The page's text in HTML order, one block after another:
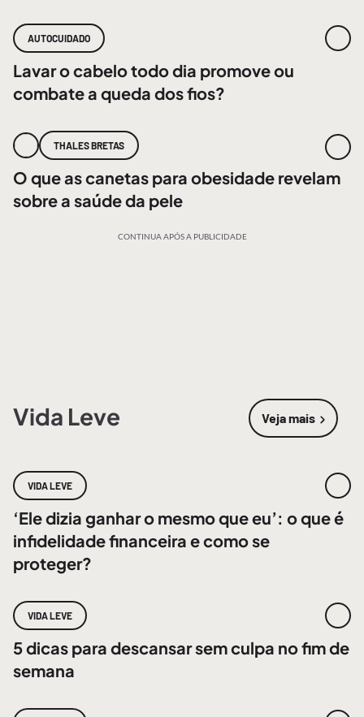
AUTOCUIDADO
Lavar o cabelo todo dia promove ou
combate a queda dos fios?
THALES BRETAS
O que as canetas para obesidade revelam
sobre a saúde da pele
CONTINUA APÓS A PUBLICIDADE
Vida Leve Veja mais
sobre Vida
VIDA LEVE
‘Ele dizia ganhar o mesmo que eu’: o que é
infidelidade financeira e como se
proteger?
VIDA LEVE
5 dicas para descansar sem culpa no fim de
semana